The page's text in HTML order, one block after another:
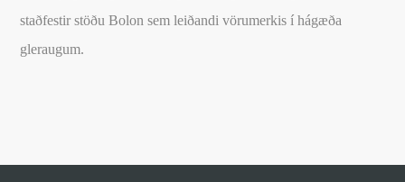
staðfestir stöðu Bolon sem leiðandi vörumerkis í hágæða
gleraugum.